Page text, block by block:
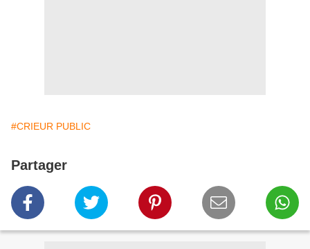
#CRIEUR PUBLIC
Partager